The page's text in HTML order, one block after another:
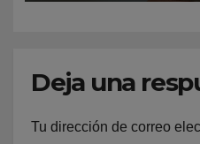
Deja una
Tu dirección de correo